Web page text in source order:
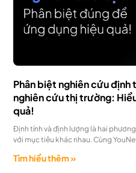
Phân biệt nghiên cứu
nghiên cứu thị trường:
quả!
Định tính và định lượng là hai
với mục tiêu khác nhau. Cùng
Tìm hiểu thêm »